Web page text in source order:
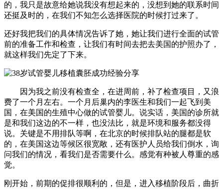
的，我只是故意给她说我没有想起来的，没想到她的联系时间
还挺及时的，在我们不知怎么选择医院的时候打过来了。
还好我把我们的具体情况告诉了她，她让我们进行全面的试管
前的准备工作和检查，让我们有时间去把去美国的护照办了，
就这样我们先定了下来。
因为我之前没有检查全，在进周前，补了检查项目，又浪
费了一个月左右。一个月后巢内的李医生和我们一起飞到美
国，在美国的生殖中心做的试管婴儿。说实话，美国的诊所就
是和我们这边的不一样，也没法比，就是环境和服务都没得
说。关键是不用排队等啊，在北京的时候排队站的腿都是软
的，在美国这边等候区很宽敞，还有医护人员给我们倒水，询
问我们的情况，看我们是否需要什么。感觉有种被人尊重的感
觉。
刚开始，前期的促排很顺利的，但是，进入移植阶段后，曲折